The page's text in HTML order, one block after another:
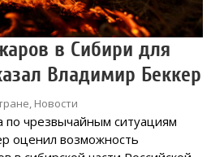
в Сибири для
Владимир Беккер
, Новости
чрезвычайным ситуациям
оценил возможность